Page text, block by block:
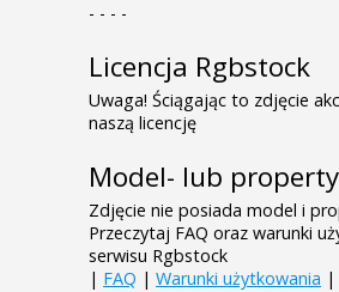
- - - -
Licencja Rgbstock
Uwaga! Ściągając to zdjęcie
naszą licencję
Model- lub
Zdjęcie nie posiada model i
Przeczytaj FAQ oraz warunki
serwisu Rgbstock
| FAQ | Warunki użytkowania |